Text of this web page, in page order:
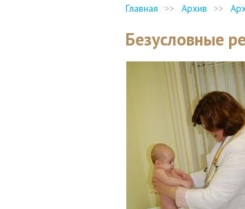
Главная >> Архив >>
Безусловные